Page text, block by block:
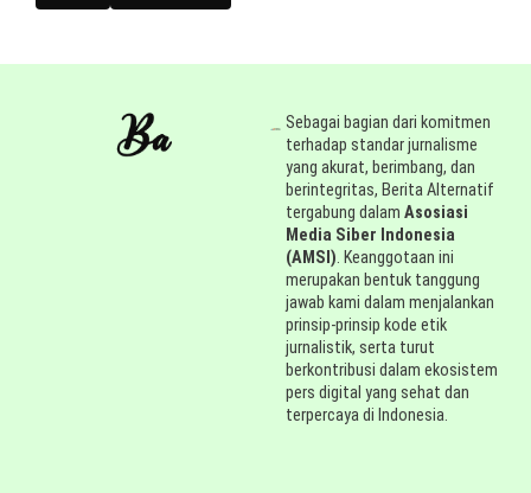
Sebagai bagian dari komitmen
terhadap standar jurnalisme
yang akurat, berimbang, dan
berintegritas, Berita Alternatif
tergabung dalamAsosiasi
Media Siber Indonesia
(AMSI). Keanggotaan ini
merupakan bentuk tanggung
jawab kami dalam menjalankan
prinsip-prinsip kode etik
jurnalistik, serta turut
berkontribusi dalam ekosistem
pers digital yang sehat dan
terpercaya di Indonesia.